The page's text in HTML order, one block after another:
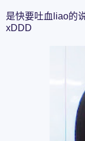
是快要吐血liao的
xDDD